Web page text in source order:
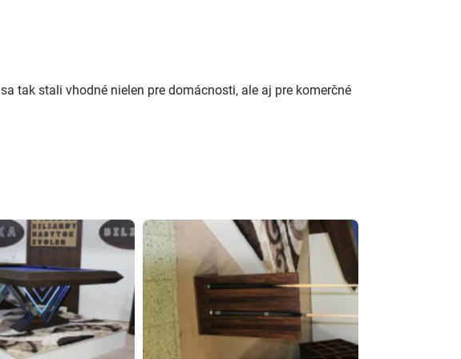
sa tak stali vhodné nielen pre domácnosti, ale aj pre komerčné